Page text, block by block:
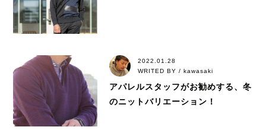
2022.01.28
WRITED BY / kawasaki
アパレルスタッフがお勧めする、冬
のニットバリエーション！